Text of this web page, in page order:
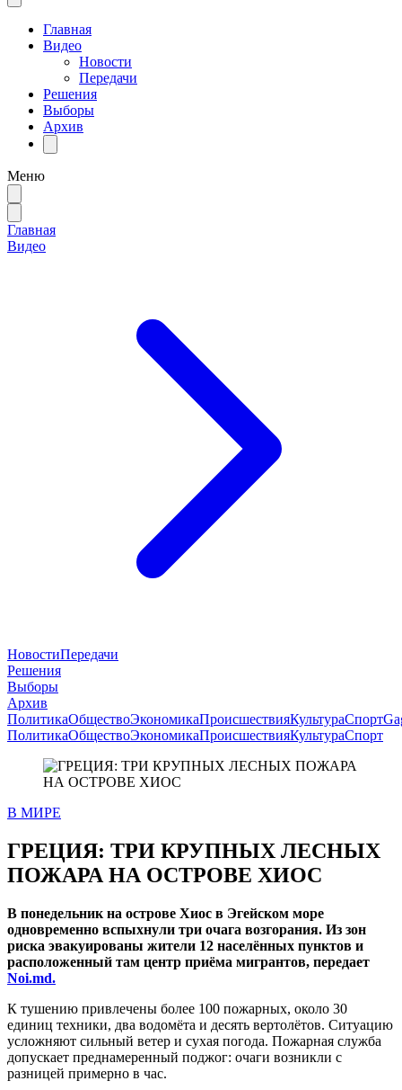
Главная
Видео
Новости
Передачи
Решения
Выборы
Архив
Меню
Главная
Видео
НовостиПередачи
Решения
Выборы
Архив
ПолитикаОбществоЭкономикаПроисшествияКультураСпорт
ПолитикаОбществоЭкономикаПроисшествияКультураСпорт
В МИРЕ
ГРЕЦИЯ: ТРИ КРУПНЫХ ЛЕСНЫХ
ПОЖАРА НА ОСТРОВЕ ХИОС
В понедельник на острове Хиос в Эгейском море
одновременно вспыхнули три очага возгорания. Из зон
риска эвакуированы жители 12 населённых пунктов и
расположенный там центр приёма мигрантов, передает
Noi.md.
К тушению привлечены более 100 пожарных, около 30
единиц техники, два водомёта и десять вертолётов. Ситуацию
усложняют сильный ветер и сухая погода. Пожарная служба
допускает преднамеренный поджог: очаги возникли с
разницей примерно в час.